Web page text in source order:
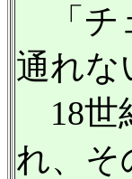
「チ
通れな
18世
れ、そ